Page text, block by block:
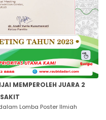
MEMPEROLEH JUARA 2
Lomba Poster Ilmiah